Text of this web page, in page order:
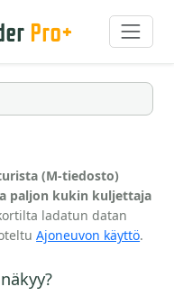
Pro+
(M-tiedosto)
paljon kukin kuljettaja
ladatun datan
Ajoneuvon käyttö.